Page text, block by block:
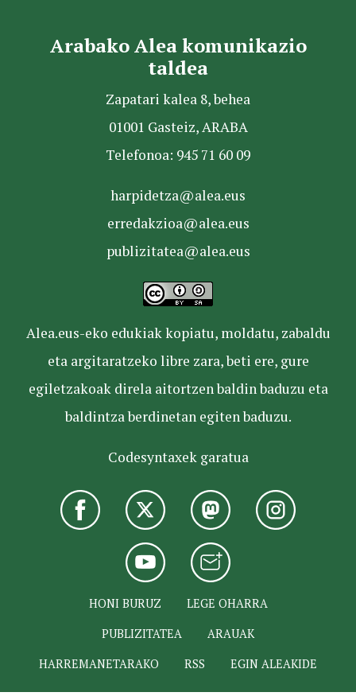
Arabako Alea komunikazio
taldea
Zapatari kalea 8, behea
01001 Gasteiz, ARABA
Telefonoa: 945 71 60 09
harpidetza@alea.eus
erredakzioa@alea.eus
publizitatea@alea.eus
Alea.eus-eko edukiak kopiatu, moldatu, zabaldu
eta argitaratzeko libre zara, beti ere, gure
egiletzakoak direla aitortzen baldin baduzu eta
baldintza berdinetan egiten baduzu.
Codesyntaxek garatua
HONI BURUZ
LEGE OHARRA
PUBLIZITATEA
ARAUAK
HARREMANETARAKO
RSS EGIN ALEAKIDE